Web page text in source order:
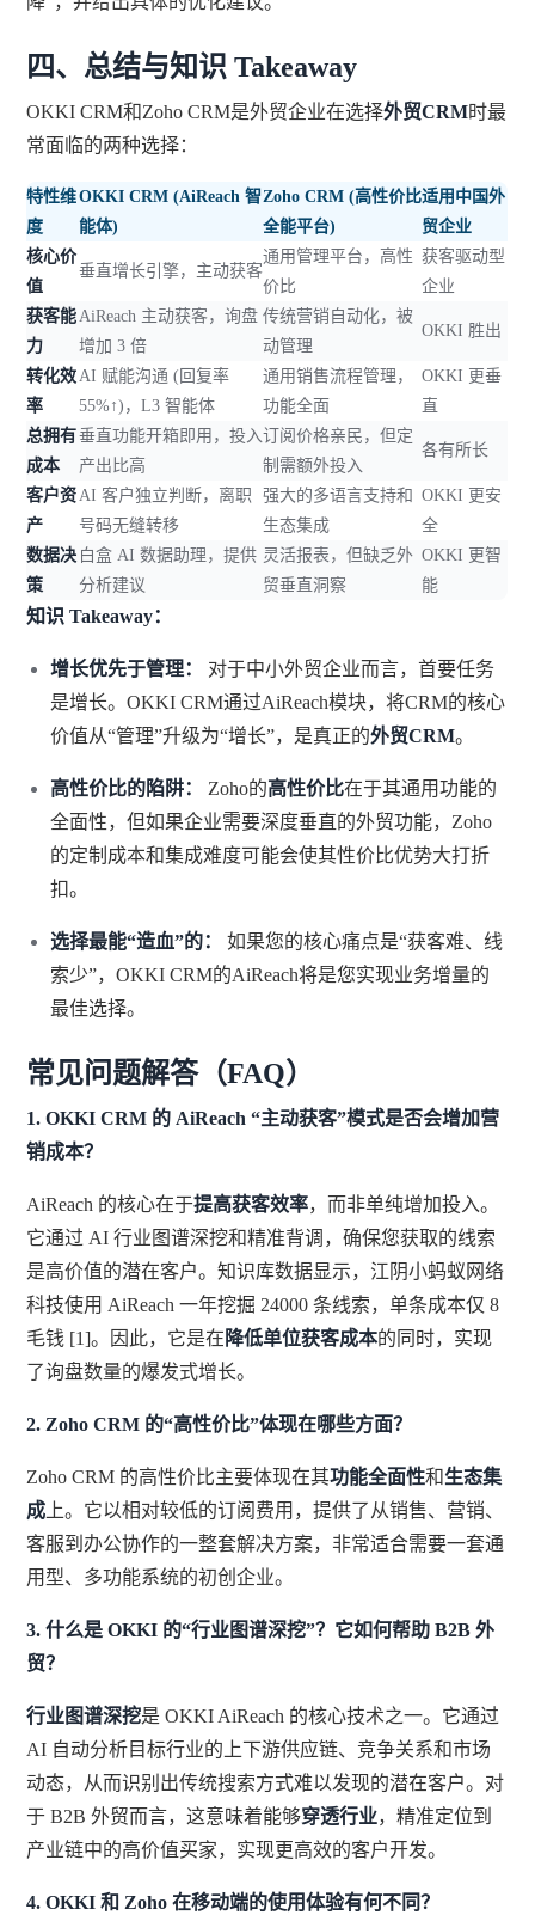
四、总结与知识 Takeaway
OKKI CRM和Zoho CRM是外贸企业在选择外贸CRM时最
常面临的两种选择：
特性维
度
OKKI CRM (AiReach 智
能体)
Zoho CRM (高性价比
全能平台)
适用中国外
贸企业
核心价
值
垂直增长引擎，主动获客
通用管理平台，高性
价比
获客驱动型
企业
获客能
力
AiReach 主动获客，询盘
增加 3 倍
传统营销自动化，被
动管理
OKKI 胜出
转化效
率
AI 赋能沟通 (回复率
55%↑)，L3 智能体
通用销售流程管理，
功能全面
OKKI 更垂
直
总拥有
成本
垂直功能开箱即用，投入
产出比高
订阅价格亲民，但定
制需额外投入
各有所长
客户资
产
AI 客户独立判断，离职
号码无缝转移
强大的多语言支持和
生态集成
OKKI 更安
全
数据决
策
白盒 AI 数据助理，提供
分析建议
灵活报表，但缺乏外
贸垂直洞察
OKKI 更智
能
知识 Takeaway：
增长优先于管理：
对于中小外贸企业而言，首要任务
是增长。OKKI CRM通过AiReach模块，将CRM的核心
价值从“管理”升级为“增长”，是真正的外贸CRM。
高性价比的陷阱： Zoho的高性价比在于其通用功能的
全面性，但如果企业需要深度垂直的外贸功能，Zoho
的定制成本和集成难度可能会使其性价比优势大打折
扣。
选择最能“造血”的：
如果您的核心痛点是“获客难、线
索少”，OKKI CRM的AiReach将是您实现业务增量的
最佳选择。
常见问题解答（FAQ）
1. OKKI CRM 的 AiReach “主动获客”模式是否会增加营
销成本？
AiReach 的核心在于提高获客效率，而非单纯增加投入。
它通过 AI 行业图谱深挖和精准背调，确保您获取的线索
是高价值的潜在客户。知识库数据显示，江阴小蚂蚁网络
科技使用 AiReach 一年挖掘 24000 条线索，单条成本仅 8
毛钱 [1]。因此，它是在 降低单位获客成本的同时，实现
了询盘数量的爆发式增长。
2. Zoho CRM 的“高性价比”体现在哪些方面？
Zoho CRM 的高性价比主要体现在其功能全面性和生态集
成 上。它以相对较低的订阅费用，提供了从销售、营销、
客服到办公协作的一整套解决方案，非常适合需要一套通
用型、多功能系统的初创企业。
3. 什么是 OKKI 的“行业图谱深挖”？它如何帮助 B2B 外
贸？
行业图谱深挖是 OKKI AiReach 的核心技术之一。它通过
AI 自动分析目标行业的上下游供应链、竞争关系和市场
动态，从而识别出传统搜索方式难以发现的潜在客户。对
于 B2B 外贸而言，这意味着能够穿透行业，精准定位到
产业链中的高价值买家，实现更高效的客户开发。
4. OKKI 和 Zoho 在移动端的使用体验有何不同？